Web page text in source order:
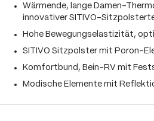
Wärmende, lange Damen-
innovativer SITIVO-
Hohe Bewegungselastizität,
SITIVO Sitzpolster mit Poron-
Komfortbund, Bein-RV mit
Modische Elemente mit